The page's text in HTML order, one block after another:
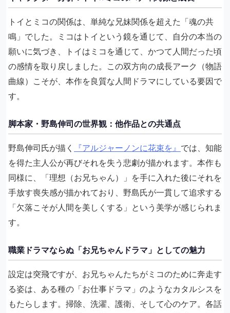
トイとミコの関係は、単純な兄妹関係を超えた「魂の共
鳴」でした。ミコはトイという鏡を通じて、自分の本当の
願いに気づき、トイはミコを通じて、かつて人間だった頃
の感情を取り戻しました。この双方向の成長アーク（物語
曲線）こそが、本作を良質な人間ドラマにしている要因で
す。
脚本家・野島伸司の世界観：他作品との共通点
野島伸司氏が描く 『アルジャーノンに花束を』 では、知能
を得た主人公が再びそれを失う悲劇が描かれます。本作も
同様に、「理想（お兄ちゃん）」を手に入れた後にそれを
手放す喪失感が描かれており、野島氏が一貫して追求する
「欠落こそが人間を美しくする」という美学が感じられま
す。
職業ドラマならぬ「お兄ちゃんドラマ」としての魅力
設定は突飛ですが、お兄ちゃんたちがミコのために奔走す
る姿は、ある種の「お仕事ドラマ」のようなカタルシスを
もたらします。掃除、洗濯、護衛、そして心のケア。各話